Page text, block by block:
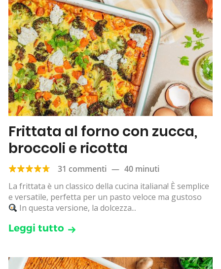
Frittata al forno con zucca,
broccoli e ricotta
31 commenti — 40 minuti
La frittata è un classico della cucina italiana! È semplice
e versatile, perfetta per un pasto veloce ma gustoso
In questa versione, la dolcezza...
Leggi tutto